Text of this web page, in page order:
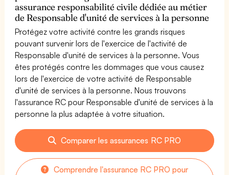
assurance responsabilité civile dédiée au métier
de Responsable d'unité de services à la personne
Protégez votre activité contre les grands risques
pouvant survenir lors de l'exercice de l'activité de
Responsable d'unité de services à la personne. Vous
êtes protégés contre les dommages que vous causez
lors de l'exercice de votre activité de Responsable
d'unité de services à la personne. Nous trouvons
l'assurance RC pour Responsable d'unité de services à la
personne la plus adaptée à votre situation.
Comparer les assurances RC PRO
Comprendre l'assurance RC PRO pour